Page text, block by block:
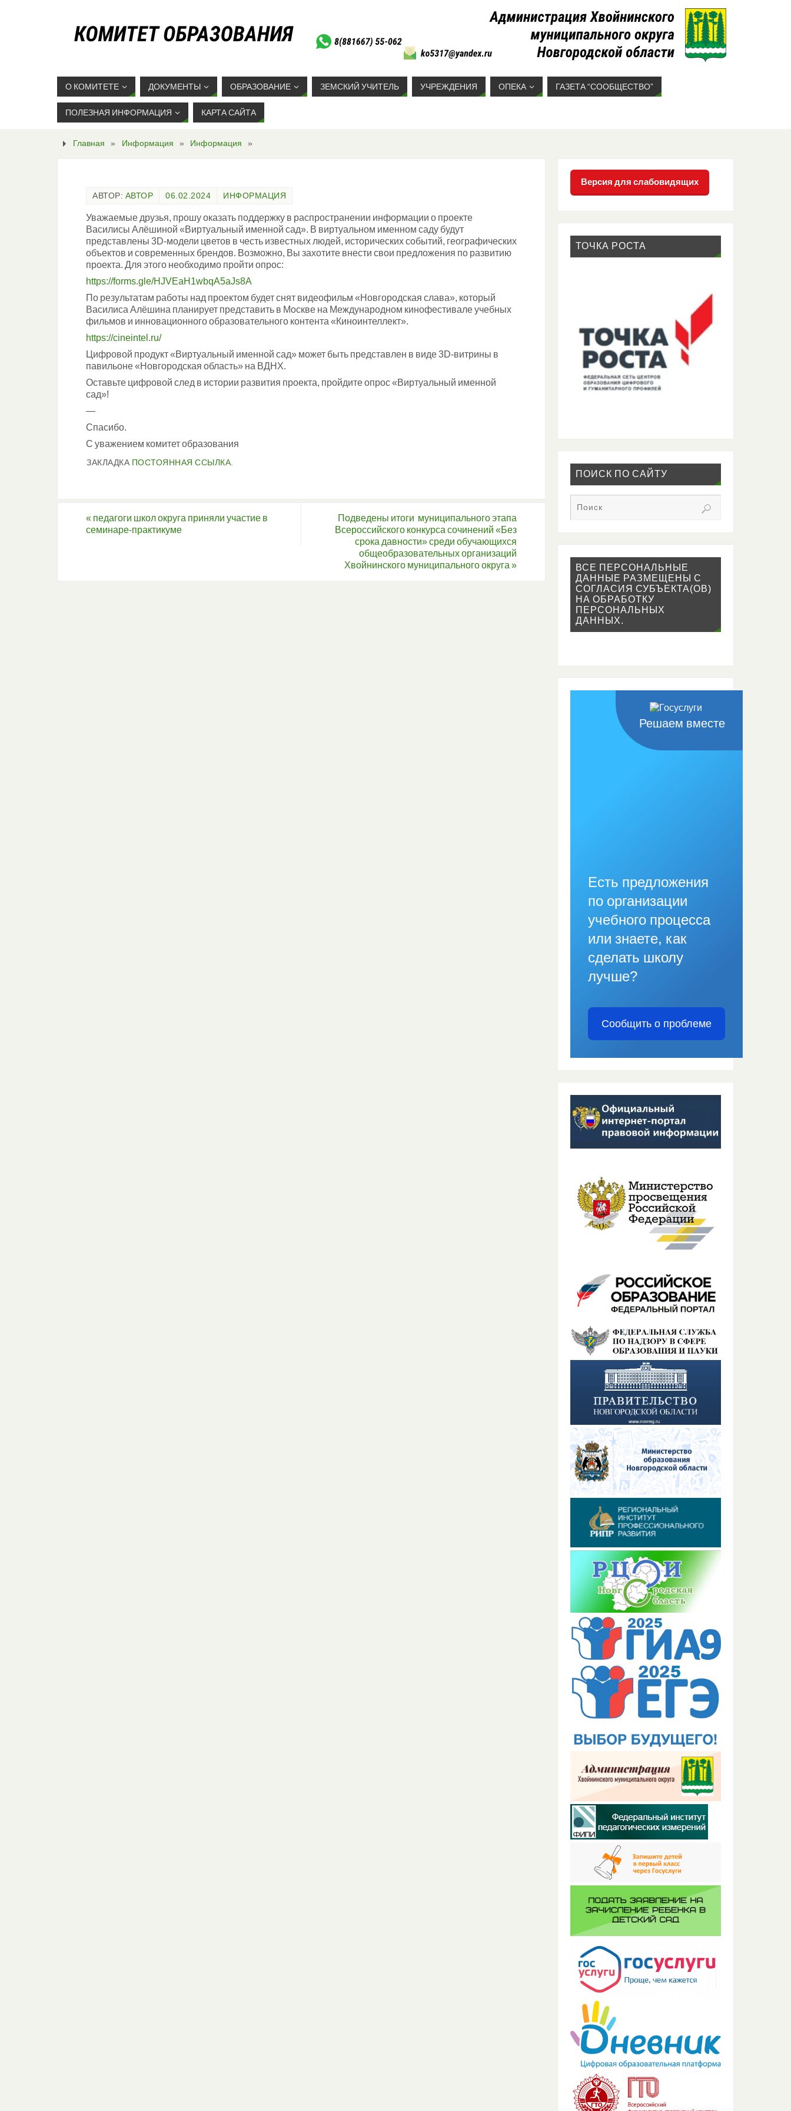
О КОМИТЕТЕ ДОКУМЕНТЫ ОБРАЗОВАНИЕ ЗЕМСКИЙ УЧИТЕЛЬ УЧРЕЖДЕНИЯ ОПЕКА ГАЗЕТА “СООБЩЕСТВО”
ПОЛЕЗНАЯ ИНФОРМАЦИЯ КАРТА САЙТА
Главная » Информация » Информация »
АВТОР: АВТОР 06.02.2024 ИНФОРМАЦИЯ
Уважаемые друзья, прошу оказать поддержку в распространении информации о проекте
Василисы Алёшиной «Виртуальный именной сад». В виртуальном именном саду будут
представлены 3D-модели цветов в честь известных людей, исторических событий, географических
объектов и современных брендов. Возможно, Вы захотите внести свои предложения по развитию
проекта. Для этого необходимо пройти опрос:
https://forms.gle/HJVEaH1wbqA5aJs8A
По результатам работы над проектом будет снят видеофильм «Новгородская слава», который
Василиса Алёшина планирует представить в Москве на Международном кинофестивале учебных
фильмов и инновационного образовательного контента «Киноинтеллект».
https://cineintel.ru/
Цифровой продукт «Виртуальный именной сад» может быть представлен в виде 3D-витрины в
павильоне «Новгородская область» на ВДНХ.
Оставьте цифровой след в истории развития проекта, пройдите опрос «Виртуальный именной
сад»!
—
Спасибо.
С уважением комитет образования
ЗАКЛАДКА ПОСТОЯННАЯ ССЫЛКА
« педагоги школ округа приняли участие в
семинаре-практикуме
Подведены итоги муниципального этапа
Всероссийского конкурса сочинений «Без
срока давности» среди обучающихся
общеобразовательных организаций
Хвойнинского муниципального округа »
Версия для слабовидящих
ТОЧКА РОСТА
ПОИСК ПО САЙТУ
ВСЕ ПЕРСОНАЛЬНЫЕ
ДАННЫЕ РАЗМЕЩЕНЫ С
СОГЛАСИЯ СУБЪЕКТА(ОВ)
НА ОБРАБОТКУ
ПЕРСОНАЛЬНЫХ
ДАННЫХ.
Решаем вместе
Есть предложения
по организации
учебного процесса
или знаете, как
сделать школу
лучше?
Сообщить о проблеме